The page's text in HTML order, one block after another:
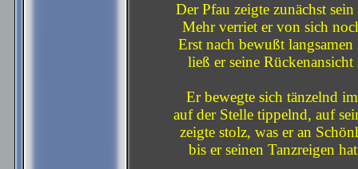
Der Pfau zeigte zunächst
Mehr verriet er von sich
Erst nach bewußt langsamen
ließ er seine Rückenansicht
Er bewegte sich tänzelnd
auf der Stelle tippelnd, auf
zeigte stolz, was er an
bis er seinen Tanzreigen